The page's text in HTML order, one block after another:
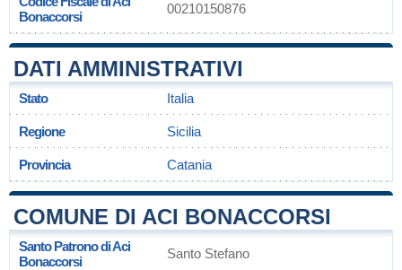
Bonaccorsi
00210150876
DATI AMMINISTRATIVI
Stato Italia
Regione Sicilia
Provincia Catania
COMUNE DI ACI BONACCORSI
Santo Patrono di Aci
Bonaccorsi
Santo Stefano